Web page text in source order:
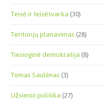
Teisė ir teisėtvarka(30)
Teritorijų planavimas(28)
Tiesioginė demokratija(8)
Tomas Saulėnas(3)
Užsienio politika(27)